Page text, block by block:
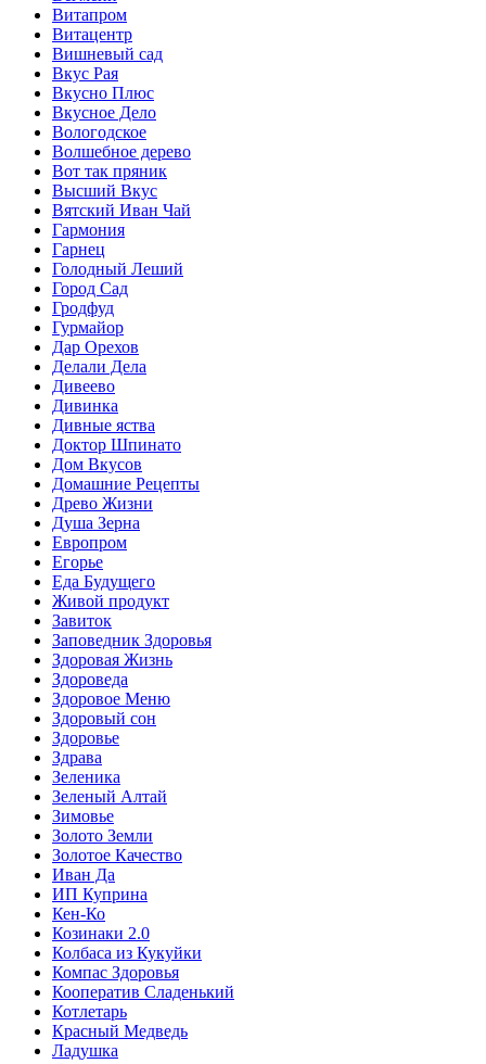
Витапром
Витацентр
Вишневый сад
Вкус Рая
Вкусно Плюс
Вкусное Дело
Вологодское
Волшебное дерево
Вот так пряник
Высший Вкус
Вятский Иван Чай
Гармония
Гарнец
Голодный Леший
Город Сад
Гродфуд
Гурмайор
Дар Орехов
Делали Дела
Дивеево
Дивинка
Дивные яства
Доктор Шпинато
Дом Вкусов
Домашние Рецепты
Древо Жизни
Душа Зерна
Европром
Егорье
Еда Будущего
Живой продукт
Завиток
Заповедник Здоровья
Здоровая Жизнь
Здороведа
Здоровое Меню
Здоровый сон
Здоровье
Здрава
Зеленика
Зеленый Алтай
Зимовье
Золото Земли
Золотое Качество
Иван Да
ИП Куприна
Кен-Ко
Козинаки 2.0
Колбаса из Кукуйки
Компас Здоровья
Кооператив Сладенький
Котлетарь
Красный Медведь
Ладушка